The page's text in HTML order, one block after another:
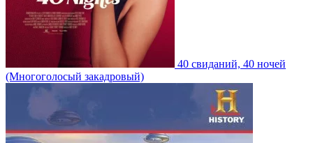
40 свиданий, 40 ночей
(Многоголосый закадровый)